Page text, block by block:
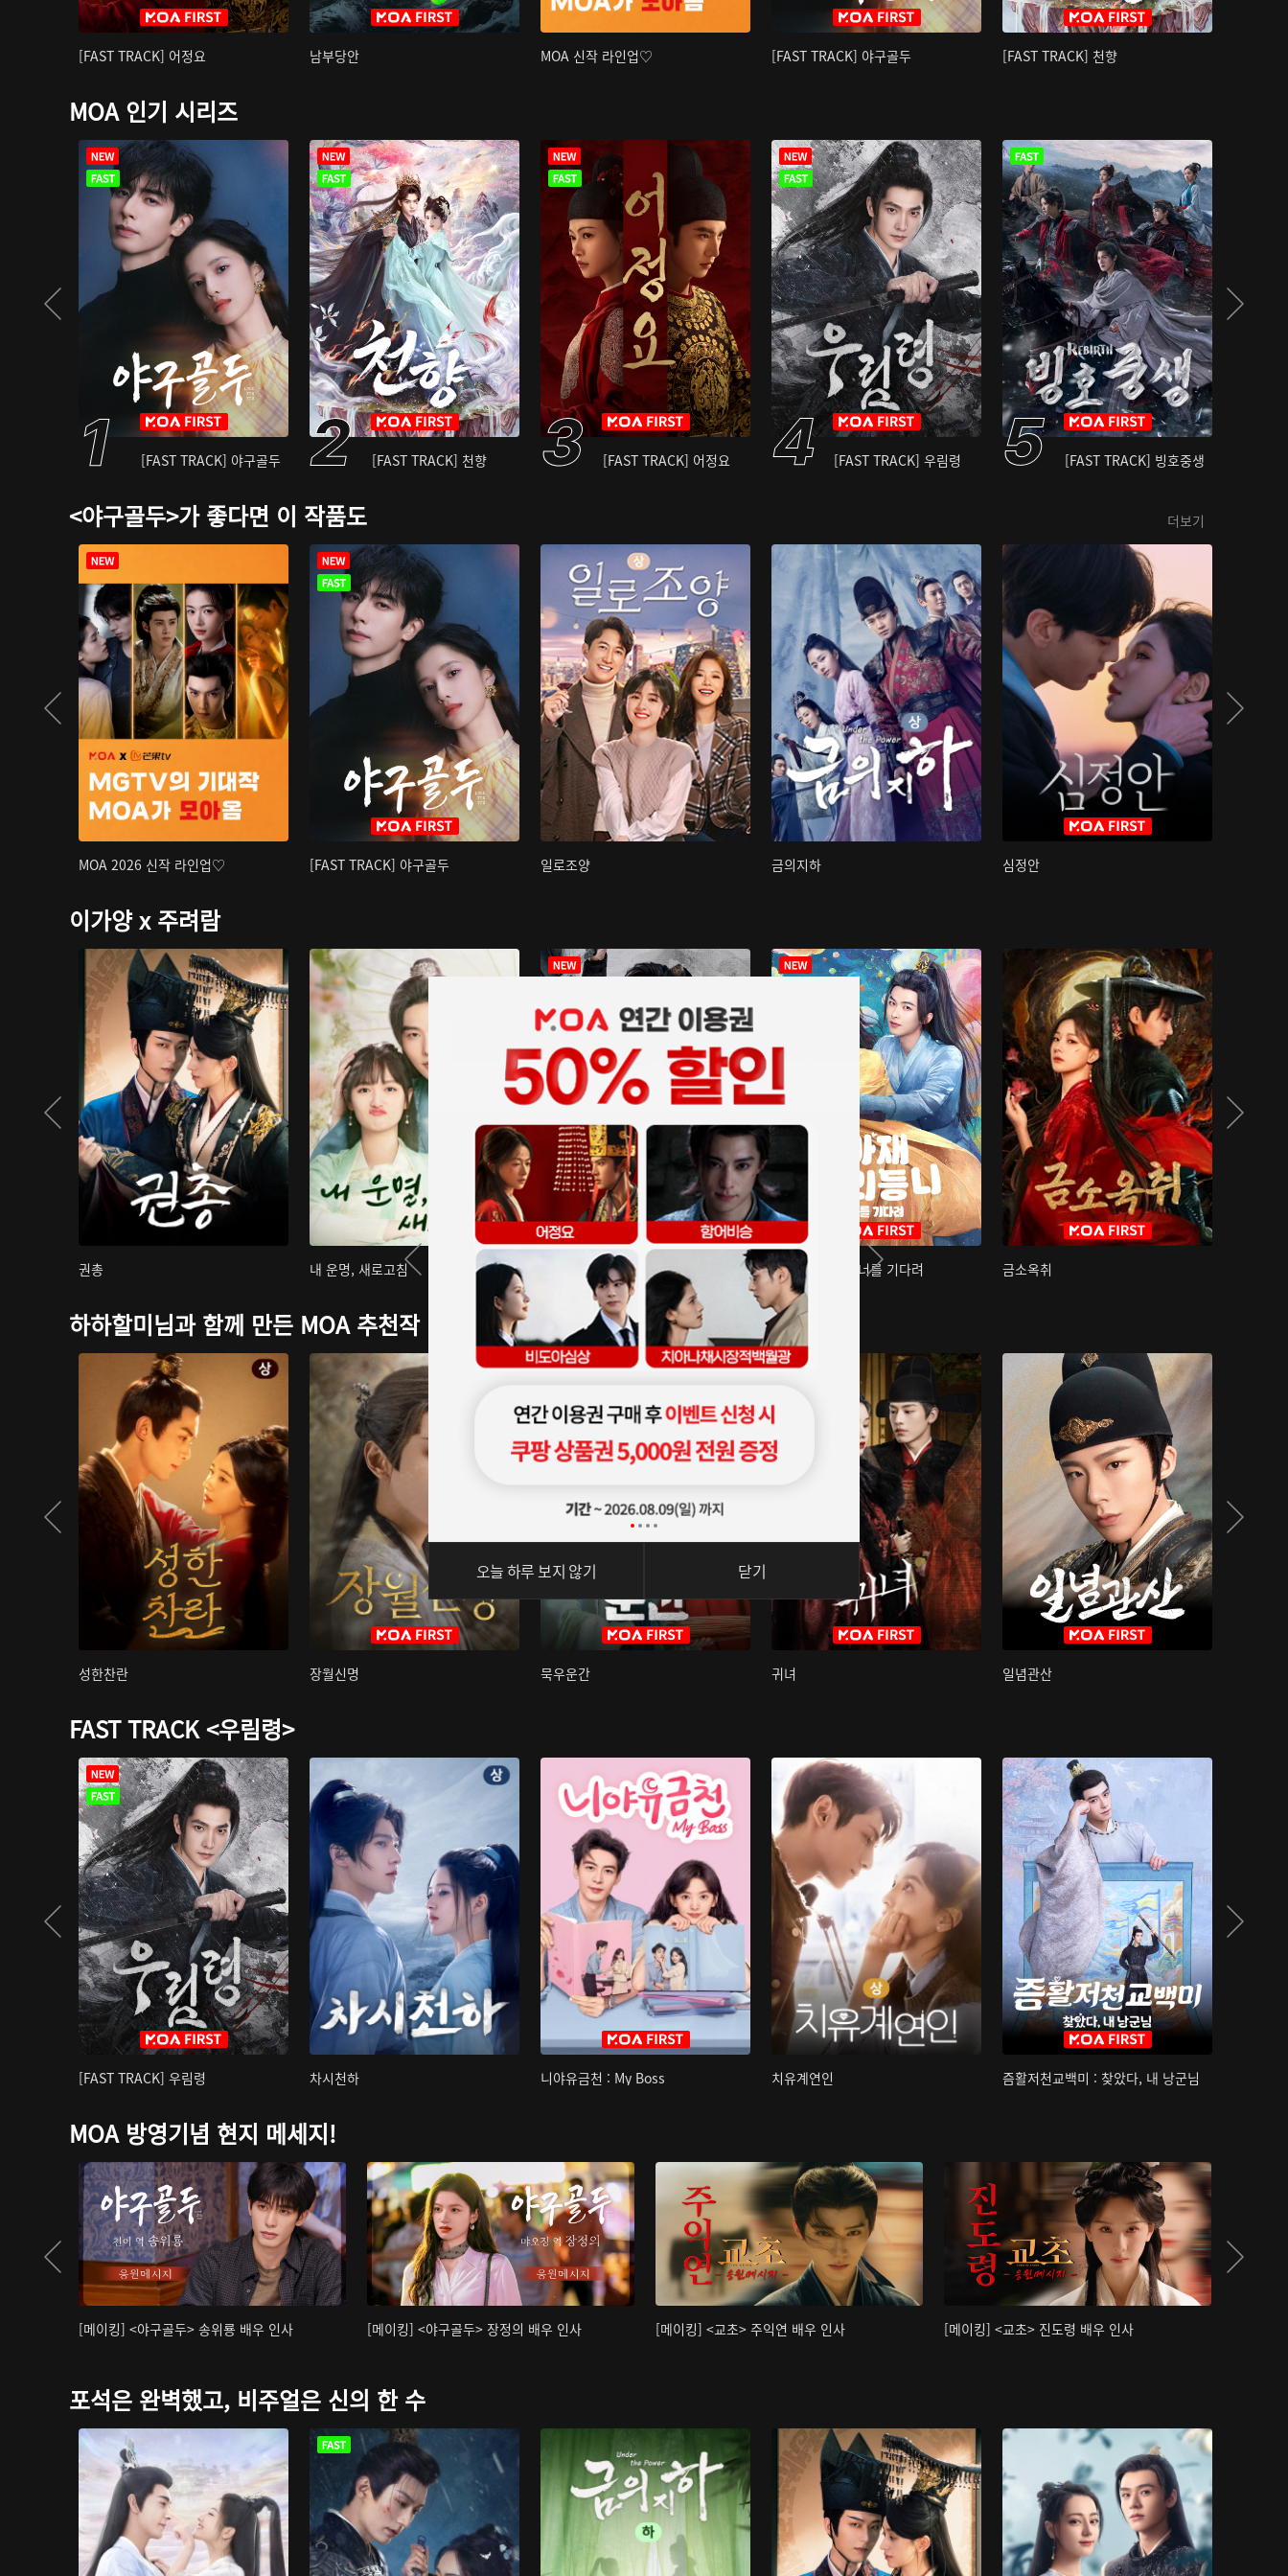
[FAST TRACK] 어정요 남부당안 MOA 신작 라인업♡ [FAST TRACK] 야구골두 [FAST TRACK] 천향
MOA 인기 시리즈
[FAST TRACK] 야구골두 [FAST TRACK] 천향 [FAST TRACK] 어정요 [FAST TRACK] 우림령 [FAST TRACK] 빙호중생
<야구골두>가 좋다면 이 작품도 더보기
MOA 2026 신작 라인업♡ [FAST TRACK] 야구골두 일로조양 금의지하 심정안
이가양 x 주려람
권총 내 운명, 새로고침 아재저리등니 : 너를 기다려 금소옥취
하하할미님과 함께 만든 MOA 추천작
성한찬란 장월신명 묵우운간 귀녀 일념관산
FAST TRACK <우림령>
[FAST TRACK] 우림령 차시천하 니야유금천 : My Boss 치유계연인 즘활저천교백미 : 찾았다, 내 낭군님
MOA 방영기념 현지 메세지!
[메이킹] <야구골두> 송위룡 배우 인사 [메이킹] <야구골두> 장정의 배우 인사 [메이킹] <교초> 주익연 배우 인사 [메이킹] <교초> 진도령 배우 인사
포석은 완벽했고, 비주얼은 신의 한 수
오늘 하루 보지 않기 닫기